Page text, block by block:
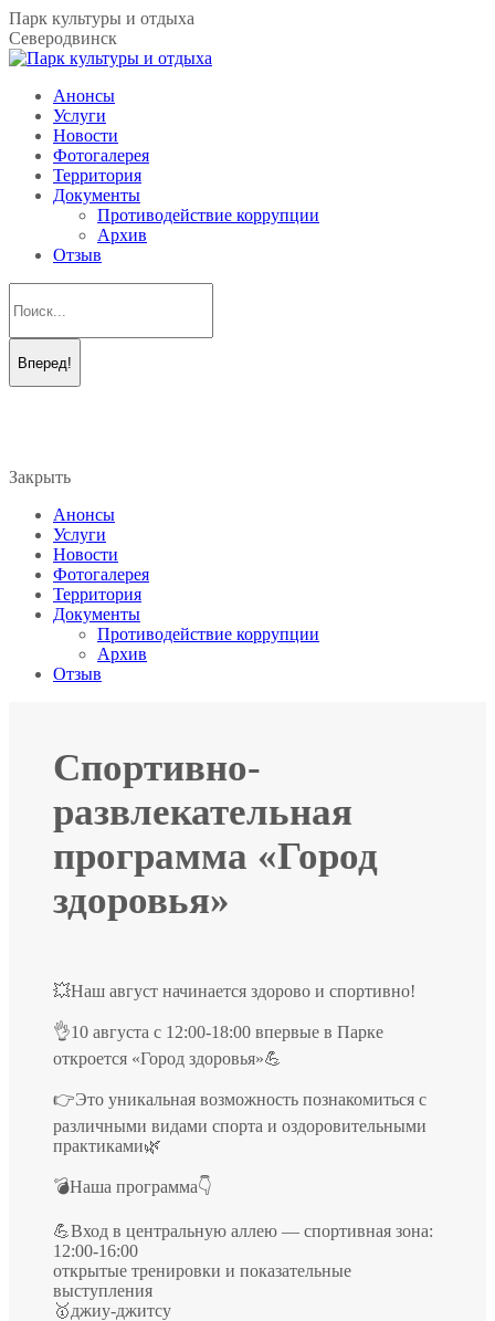
Перейти
к
содержанию
Парк культуры и отдыха
Северодвинск
Анонсы
Услуги
Новости
Фотогалерея
Территория
Документы
Противодействие коррупции
Архив
Отзыв
new
new
Закрыть
Анонсы
Услуги
Новости
Фотогалерея
Территория
Документы
Противодействие коррупции
Архив
Отзыв
Спортивно-
развлекательная
программа «Город
здоровья»
💥Наш август начинается здорово и спортивно!
👌10 августа с 12:00-18:00 впервые в Парке
откроется «Город здоровья»💪
👉Это уникальная возможность познакомиться с
различными видами спорта и оздоровительными
практиками🌿
💣Наша программа👇
💪Вход в центральную аллею — спортивная зона:
12:00-16:00
открытые тренировки и показательные
выступления
🥇джиу-джитсу